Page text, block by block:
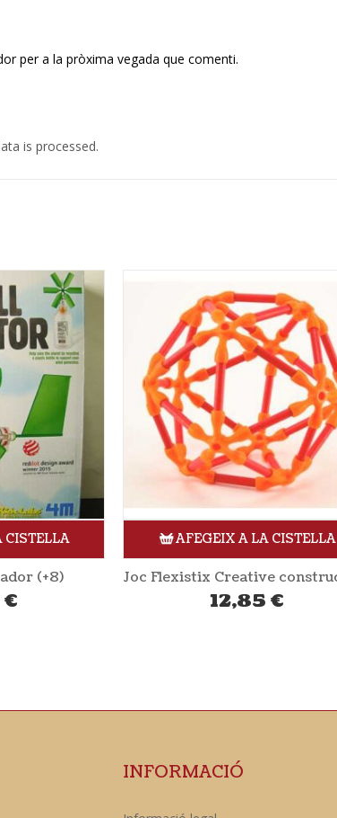
per a la pròxima vegada que comenti.
is processed.
CISTELLA
€
AFEGEIX A LA CISTELLA
14,75 €
INFORMACIÓ